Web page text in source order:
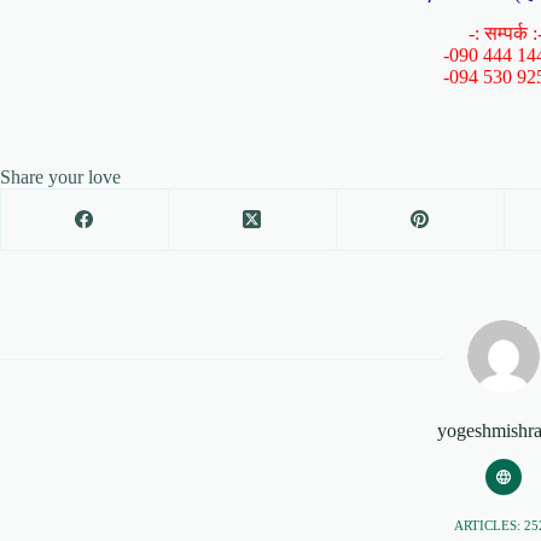
-: सम्पर्क
-090 444
-094 530
Share your love
ARTICLES: